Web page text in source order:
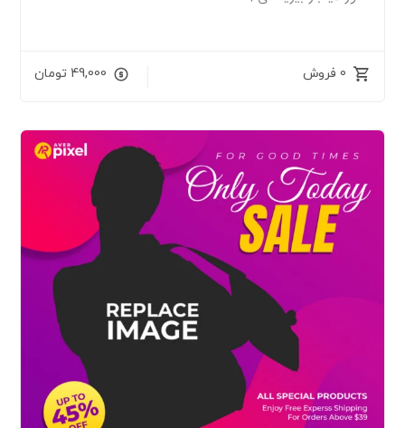
0 فروش 49,000 تومان